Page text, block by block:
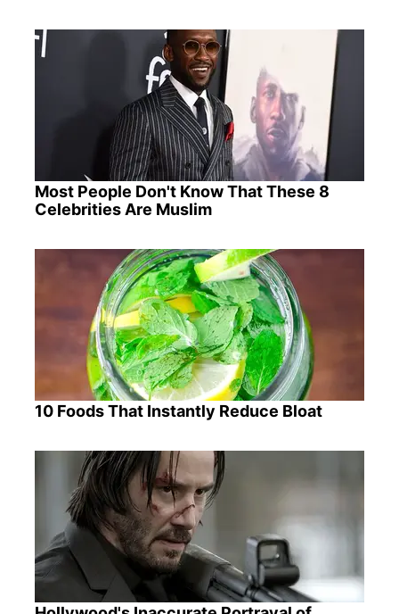
Most People Don't Know That These 8
Celebrities Are Muslim
10 Foods That Instantly Reduce Bloat